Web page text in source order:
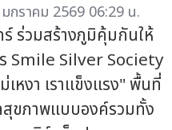
กราคม 2569 06:29 น.
ร่วมสร้างภูมิคุ้มกันให้
Smile Silver Society
หงา เราแข็งแรง" พื้นที่
ขภาพแบบองค์รวมทั้ง